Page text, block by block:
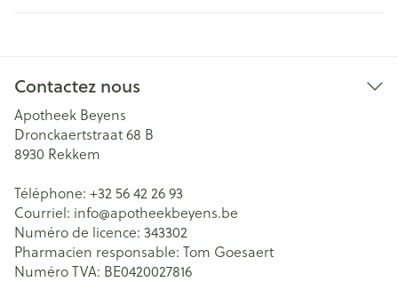
Contactez nous
Apotheek Beyens
Dronckaertstraat 68 B
8930 Rekkem
Téléphone: +32 56 42 26 93
Courriel: info@apotheekbeyens.be
Numéro de licence: 343302
Pharmacien responsable: Tom Goesaert
Numéro TVA: BE0420027816